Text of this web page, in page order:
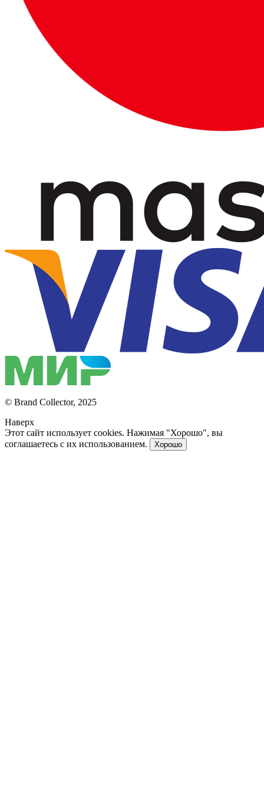
© Brand Collector, 2025
Наверх
Этот сайт использует cookies. Нажимая "Хорошо", вы
соглашаетесь с их использованием.
Хорошо